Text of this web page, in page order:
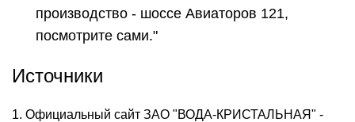
производство - шоссе Авиаторов 121,
посмотрите сами."
Источники
Официальный сайт ЗАО "ВОДА-КРИСТАЛЬНАЯ" -